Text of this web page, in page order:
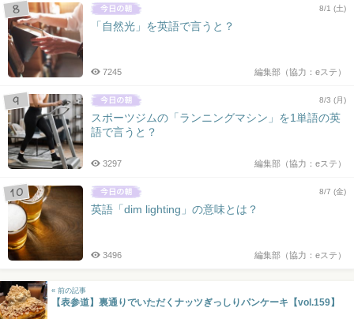
8/1 (土)
「自然光」を英語で言うと？
編集部（協力：eステ）
7245
8/3 (月)
スポーツジムの「ランニングマシン」を1単語の英
語で言うと？
編集部（協力：eステ）
3297
8/7 (金)
英語「dim lighting」の意味とは？
編集部（協力：eステ）
3496
« 前の記事
【表参道】裏通りでいただくナッツぎっしりパンケーキ【vol.159】